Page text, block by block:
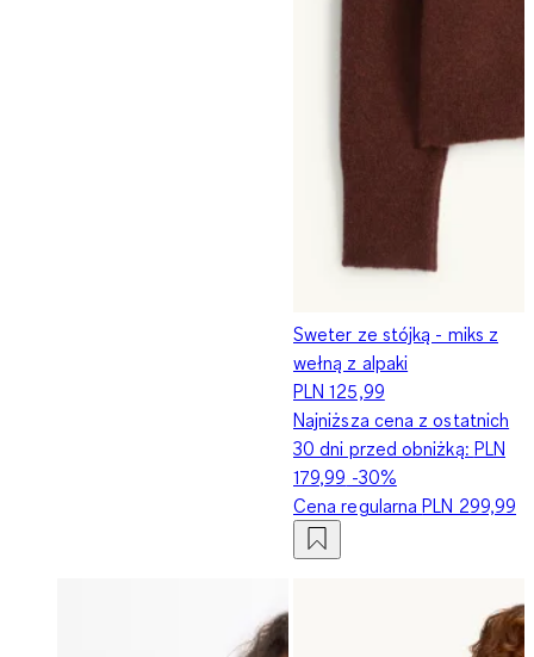
Sweter ze stójką - miks z
wełną z alpaki
PLN 125,99
Najniższa cena z ostatnich
30 dni przed obniżką: PLN
179,99 -30%
Cena regularnaPLN 299,99